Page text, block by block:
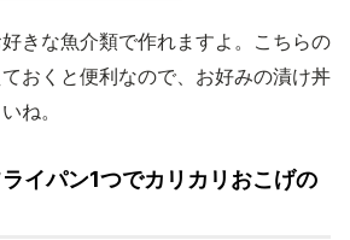
きな魚介類で作れますよ。こちらの
おくと便利なので、お好みの漬け丼
ね。
イパン1つでカリカリおこげの